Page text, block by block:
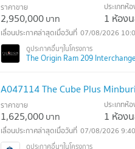
ราคาขาย
2,950,000บาท
ประเภทห้
1 ห้อง
07/08/2026
The Origin Ram 209
A047114 The Cube Plus Minburi
ราคาขาย
1,625,000บาท
ประเภทห้
1 ห้อง
07/08/2026 9:40